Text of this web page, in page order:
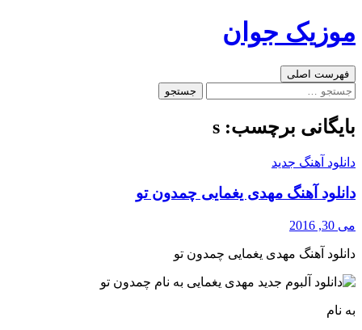
به
موزیک جوان
جست‌وجو
فهرست اصلی
جستجو
بایگانی برچسب: s
دانلود آهنگ جدید
دانلود آهنگ مهدی یغمایی چمدون تو
می 30, 2016
دانلود آهنگ مهدی یغمایی چمدون تو
به نام